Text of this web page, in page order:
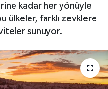
kadar her yönüyle
ülkeler, farklı zevklere
sunuyor.